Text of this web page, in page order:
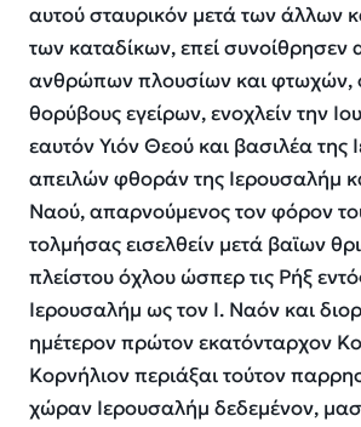
αυτού σταυρικόν μετά των άλλων
των καταδίκων, επεί συνοίθρησεν
ανθρώπων πλουσίων και φτωχών,
θορύβους εγείρων, ενοχλείν την
εαυτόν Υιόν Θεού και βασιλέα της
απειλών φθοράν της Ιερουσαλήμ
Ναού, απαρνούμενος τον φόρον
τολμήσας εισελθείν μετά βαϊων
πλείστου όχλου ώσπερ τις Ρήξ
Ιερουσαλήμ ως τον Ι. Ναόν και
ημέτερον πρώτον εκατόνταρχον
Κορνήλιον περιάξαι τούτον
χώραν Ιερουσαλήμ δεδεμένον,